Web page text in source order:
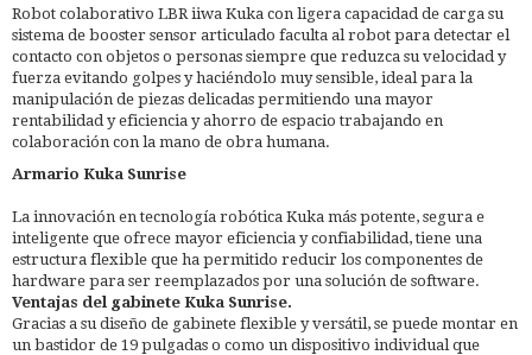
Robot colaborativo LBR iiwa Kuka con ligera capacidad de carga su
sistema de booster sensor articulado faculta al robot para detectar el
contacto con objetos o personas siempre que reduzca su velocidad y
fuerza evitando golpes y haciéndolo muy sensible, ideal para la
manipulación de piezas delicadas permitiendo una mayor
rentabilidad y eficiencia y ahorro de espacio trabajando en
colaboración con la mano de obra humana.
Armario Kuka Sunrise
La innovación en tecnología robótica Kuka más potente, segura e
inteligente que ofrece mayor eficiencia y confiabilidad, tiene una
estructura flexible que ha permitido reducir los componentes de
hardware para ser reemplazados por una solución de software.
Ventajas del gabinete Kuka Sunrise.
Gracias a su diseño de gabinete flexible y versátil, se puede montar en
un bastidor de 19 pulgadas o como un dispositivo individual que